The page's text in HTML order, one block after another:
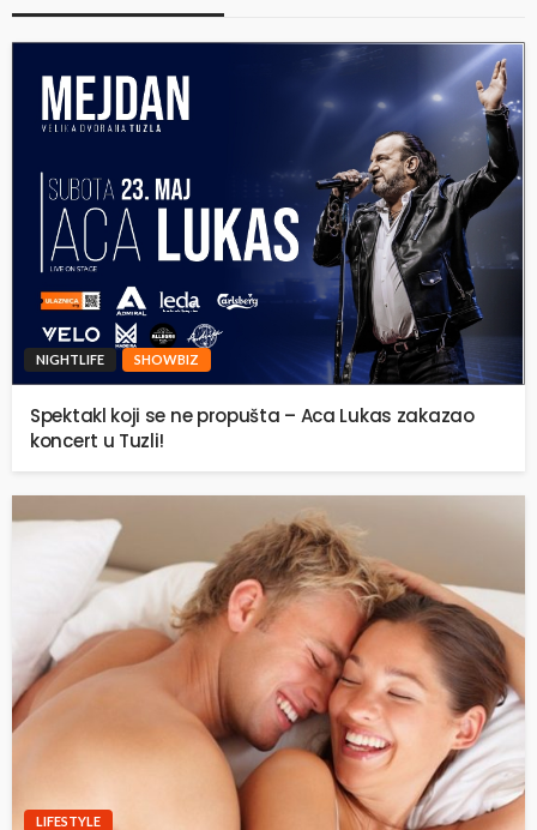
NIGHTLIFE SHOWBIZ
Spektakl koji se ne propušta – Aca Lukas zakazao
koncert u Tuzli!
LIFESTYLE